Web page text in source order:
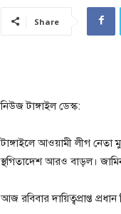
Share
নিউজ টাঙ্গাইল ডেস্ক:
টাঙ্গাইলে আওয়ামী লীগ
স্থগিতাদেশ আরও বাড়ল।
আজ রবিবার দায়িত্বপ্রাপ্ত